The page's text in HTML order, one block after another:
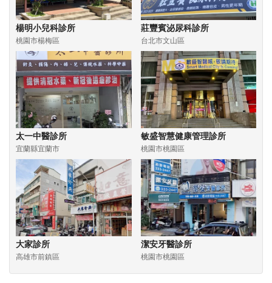
楊明小兒科診所
桃園市楊梅區
莊豐賓泌尿科診所
台北市文山區
太一中醫診所
宜蘭縣宜蘭市
敏盛智慧健康管理診所
桃園市桃園區
大家診所
高雄市前鎮區
潔安牙醫診所
桃園市桃園區